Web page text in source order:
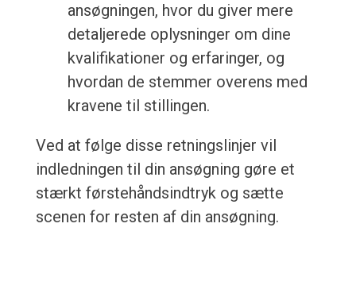
ansøgningen, hvor du giver mere
detaljerede oplysninger om dine
kvalifikationer og erfaringer, og
hvordan de stemmer overens med
kravene til stillingen.
Ved at følge disse retningslinjer vil
indledningen til din ansøgning gøre et
stærkt førstehåndsindtryk og sætte
scenen for resten af din ansøgning.